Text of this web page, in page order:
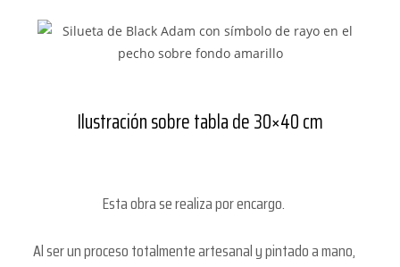
Ilustración sobre tabla de 30×40 cm
Esta obra se realiza por encargo.
Al ser un proceso totalmente artesanal y pintado a mano,